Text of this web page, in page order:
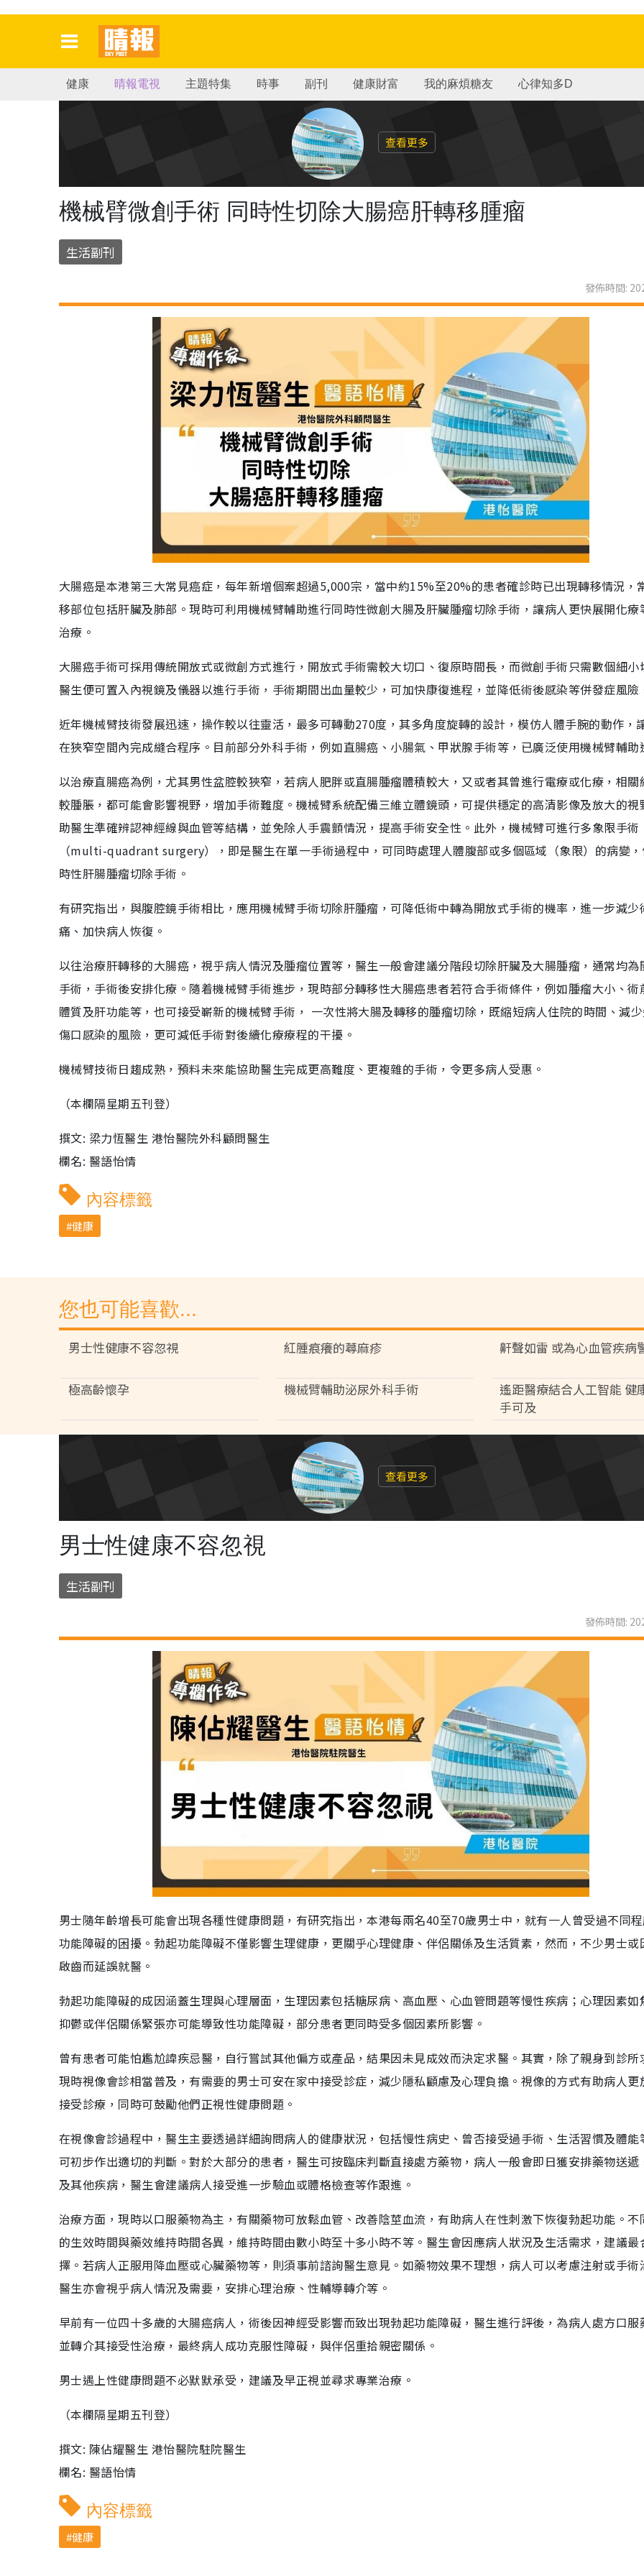
健康 晴報電視 主題特集 時事 副刊 健康財富 我的麻煩糖友 心律知多D
查看更多
機械臂微創手術 同時性切除大腸癌肝轉移腫瘤
生活副刊
發佈時間:
大腸癌是本港第三大常見癌症，每年新增個案超過5,000宗，當中約15%至20%的患者確診時已出現轉移情況，
移部位包括肝臟及肺部。現時可利用機械臂輔助進行同時性微創大腸及肝臟腫瘤切除手術，讓病人更快展開化療
治療。
大腸癌手術可採用傳統開放式或微創方式進行，開放式手術需較大切口、復原時間長，而微創手術只需數個細小
醫生便可置入內視鏡及儀器以進行手術，手術期間出血量較少，可加快康復進程，並降低術後感染等併發症風險
近年機械臂技術發展迅速，操作較以往靈活，最多可轉動270度，其多角度旋轉的設計，模仿人體手腕的動作，
在狹窄空間內完成縫合程序。目前部分外科手術，例如直腸癌、小腸氣、甲狀腺手術等，已廣泛使用機械臂輔助
以治療直腸癌為例，尤其男性盆腔較狹窄，若病人肥胖或直腸腫瘤體積較大，又或者其曾進行電療或化療，相關
較腫脹，都可能會影響視野，增加手術難度。機械臂系統配備三維立體鏡頭，可提供穩定的高清影像及放大的視
助醫生準確辨認神經線與血管等結構，並免除人手震顫情況，提高手術安全性。此外，機械臂可進行多象限手術
（multi-quadrant surgery），即是醫生在單一手術過程中，可同時處理人體腹部或多個區域（象限）的病變
時性肝腸腫瘤切除手術。
有研究指出，與腹腔鏡手術相比，應用機械臂手術切除肝腫瘤，可降低術中轉為開放式手術的機率，進一步減少
痛、加快病人恢復。
以往治療肝轉移的大腸癌，視乎病人情況及腫瘤位置等，醫生一般會建議分階段切除肝臟及大腸腫瘤，通常均為
手術，手術後安排化療。隨着機械臂手術進步，現時部分轉移性大腸癌患者若符合手術條件，例如腫瘤大小、術
體質及肝功能等，也可接受嶄新的機械臂手術， 一次性將大腸及轉移的腫瘤切除，既縮短病人住院的時間、減
傷口感染的風險，更可減低手術對後續化療療程的干擾。
機械臂技術日趨成熟，預料未來能協助醫生完成更高難度、更複雜的手術，令更多病人受惠。
（本欄隔星期五刊登）
撰文: 梁力恆醫生 港怡醫院外科顧問醫生
欄名: 醫語怡情
內容標籤
健康
您也可能喜歡...
男士性健康不容忽視 紅腫痕癢的蕁麻疹 鼾聲如雷 或為心血管疾病
極高齡懷孕 機械臂輔助泌尿外科手術
遙距醫療結合人工智能 健
手可及
查看更多
男士性健康不容忽視
生活副刊
發佈時間:
男士隨年齡增長可能會出現各種性健康問題，有研究指出，本港每兩名40至70歲男士中，就有一人曾受過不同
功能障礙的困擾。勃起功能障礙不僅影響生理健康，更關乎心理健康、伴侶關係及生活質素，然而，不少男士或
啟齒而延誤就醫。
勃起功能障礙的成因涵蓋生理與心理層面，生理因素包括糖尿病、高血壓、心血管問題等慢性疾病；心理因素如
抑鬱或伴侶關係緊張亦可能導致性功能障礙，部分患者更同時受多個因素所影響。
曾有患者可能怕尷尬諱疾忌醫，自行嘗試其他偏方或產品，結果因未見成效而決定求醫。其實，除了親身到診所
現時視像會診相當普及，有需要的男士可安在家中接受診症，減少隱私顧慮及心理負擔。視像的方式有助病人更
接受診療，同時可鼓勵他們正視性健康問題。
在視像會診過程中，醫生主要透過詳細詢問病人的健康狀況，包括慢性病史、曾否接受過手術、生活習慣及體能
可初步作出適切的判斷。對於大部分的患者，醫生可按臨床判斷直接處方藥物，病人一般會即日獲安排藥物送遞
及其他疾病，醫生會建議病人接受進一步驗血或體格檢查等作跟進。
治療方面，現時以口服藥物為主，有關藥物可放鬆血管、改善陰莖血流，有助病人在性刺激下恢復勃起功能。不
的生效時間與藥效維持時間各異，維持時間由數小時至十多小時不等。醫生會因應病人狀況及生活需求，建議最
擇。若病人正服用降血壓或心臟藥物等，則須事前諮詢醫生意見。如藥物效果不理想，病人可以考慮注射或手術
醫生亦會視乎病人情況及需要，安排心理治療、性輔導轉介等。
早前有一位四十多歲的大腸癌病人，術後因神經受影響而致出現勃起功能障礙，醫生進行評後，為病人處方口服
並轉介其接受性治療，最終病人成功克服性障礙，與伴侶重拾親密關係。
男士遇上性健康問題不必默默承受，建議及早正視並尋求專業治療。
（本欄隔星期五刊登）
撰文: 陳佔耀醫生 港怡醫院駐院醫生
欄名: 醫語怡情
內容標籤
健康